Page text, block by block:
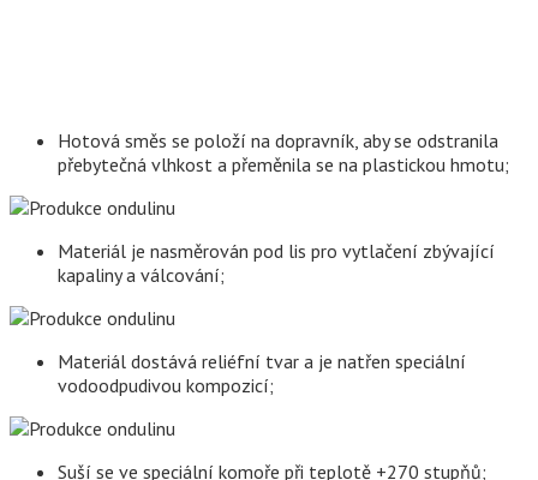
Hotová směs se položí na dopravník, aby se odstranila
přebytečná vlhkost a přeměnila se na plastickou hmotu;
Materiál je nasměrován pod lis pro vytlačení zbývající
kapaliny a válcování;
Materiál dostává reliéfní tvar a je natřen speciální
vodoodpudivou kompozicí;
Suší se ve speciální komoře při teplotě +270 stupňů;